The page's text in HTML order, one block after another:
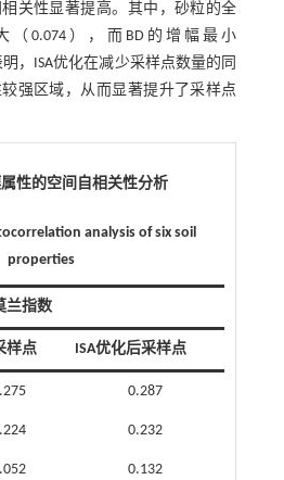
关性显著提高。其中，砂粒的全
（0.074），而BD的增幅最小
明，ISA优化在减少采样点数量的同
强区域，从而显著提升了采样点
性的空间自相关性分析
analysis of six soil
properties
兰指数
样点 ISA优化后采样点
0.287
0.232
0.132